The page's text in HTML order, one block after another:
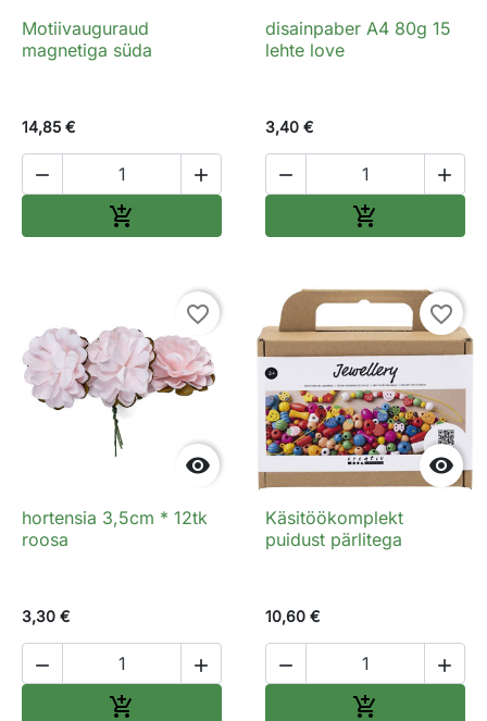
Motiivauguraud
magnetiga süda
14,85 €
 

disainpaber A4 80g 15
lehte love
3,40 €
 


favorite_border
hortensia 3,5cm * 12tk
roosa
3,30 €
 


favorite_border
Käsitöökomplekt
puidust pärlitega
10,60 €
 
